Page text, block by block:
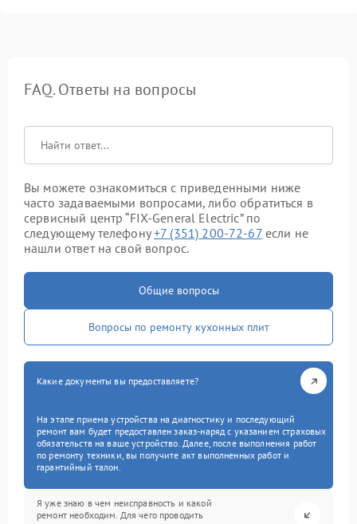
FAQ. Ответы на вопросы
Вы можете ознакомиться с приведенными ниже
часто задаваемыми вопросами, либо обратиться в
сервисный центр “FIX-General Electric” по
следующему телефону+7 (351) 200-72-67если не
нашли ответ на свой вопрос.
Общие вопросы
Вопросы по ремонту кухонных плит
Какие документы вы предоставляете?
На этапе приема устройства на диагностику и последующий
ремонт вам будет предоставлен заказ-наряд с указанием страховых
обязательств на ваше устройство. Далее, после выполнения работ
по ремонту техники, вы получите акт выполненных работ и
гарантийный талон.
Я уже знаю в чем неисправность и какой
ремонт необходим. Для чего проводить